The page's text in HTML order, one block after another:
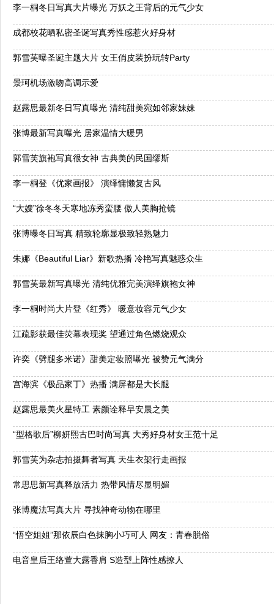
李一桐冬日写真大片曝光 万妖之王背后的元气少女
成都校花晒私密圣诞写真秀性感惹火好身材
郭雪芙曝圣诞主题大片 女王俏皮装扮玩转Party
景珂机场激吻高调示爱
赵露思最新冬日写真曝光 清纯甜美宛如邻家妹妹
张博最新写真曝光 居家温情大暖男
郭雪芙旗袍写真很女神 古典美的民国缪斯
李一桐登《优家画报》 演绎慵懒复古风
“大嫂”徐冬冬天寒地冻秀蛮腰 傲人美胸抢镜
张博曝冬日写真 精致轮廓显极致轻熟魅力
朱娜《Beautiful Liar》新歌热播 冷艳写真魅惑众生
郭雪芙最新写真曝光 清纯优雅完美演绎旗袍女神
李一桐时尚大片登《红秀》 暖意妆容元气少女
江疏影获最佳荧幕表现奖 望通过角色燃烧观众
许奕《劈腿多米诺》甜美定妆照曝光 被赞元气满分
宫海滨《极品家丁》热播 满屏都是大长腿
赵露思最美火星特工 素颜诠释早安晨之美
“型格歌后”柳妍熙古巴时尚写真 大秀好身材女王范十足
郭雪芙为杂志拍摄舞者写真 天生衣架行走画报
常思思新写真释放活力 热带风情尽显明媚
张博魔法写真大片 寻找神奇动物在哪里
“悟空姐姐”那依辰白色抹胸小巧可人 网友：青春脱俗
电音皇后王络萱大露香肩 S造型上阵性感撩人